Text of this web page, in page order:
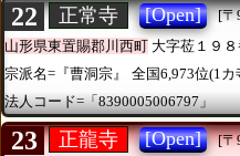
22 正常寺 [Open]
[〒
山形県東置賜郡川西町 大字莅１９
宗派名=『曹洞宗』
全国6,973位(1カ
法人コード=「8390005006797」
23 正龍寺 [Open]
[〒